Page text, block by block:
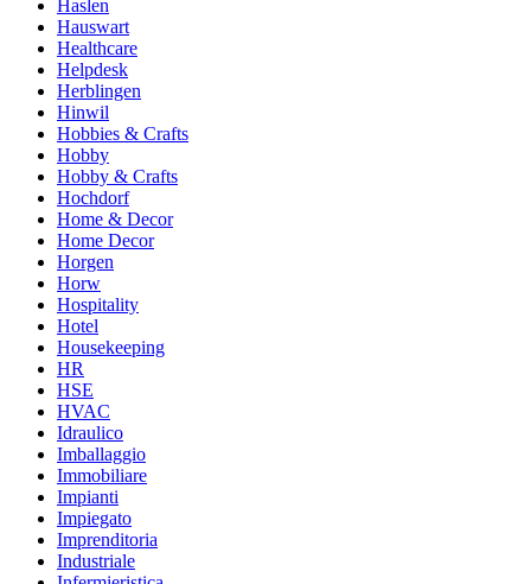
Haslen
Hauswart
Healthcare
Helpdesk
Herblingen
Hinwil
Hobbies & Crafts
Hobby
Hobby & Crafts
Hochdorf
Home & Decor
Home Decor
Horgen
Horw
Hospitality
Hotel
Housekeeping
HR
HSE
HVAC
Idraulico
Imballaggio
Immobiliare
Impianti
Impiegato
Imprenditoria
Industriale